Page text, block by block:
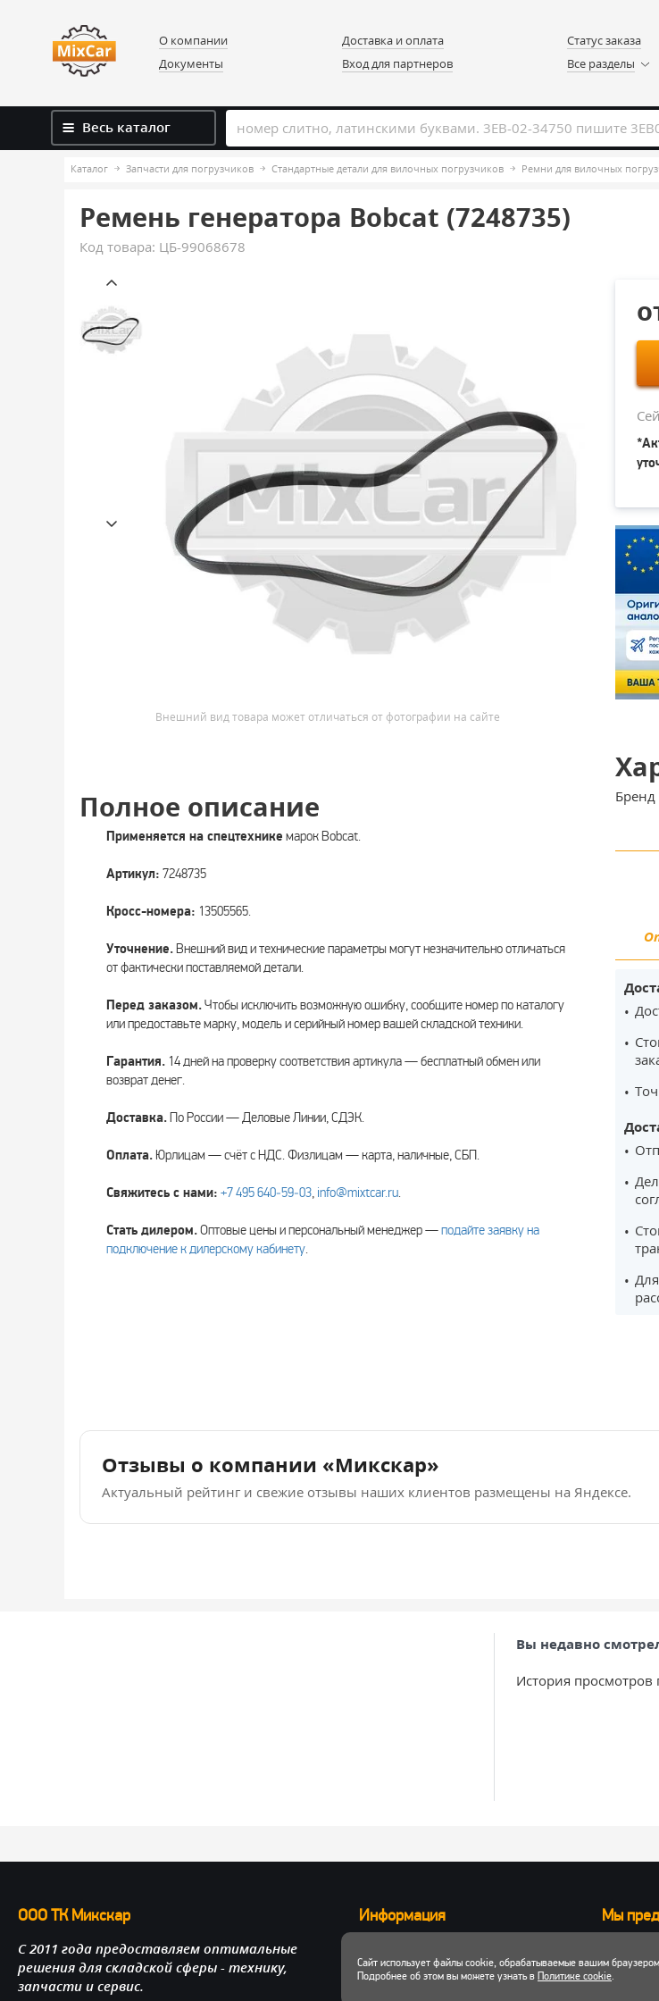
О компании
Документы
Доставка и оплата
Вход для партнеров
Статус заказа
Все разделы
Весь каталог
Каталог Запчасти для погрузчиков Стандартные детали для вилочных погрузчиков Ремни для вилочных
Ремень генератора Bobcat (7248735)
Код товара: ЦБ-99068678
Внешний вид товара может отличаться от фотографии на сайте
Полное описание
Применяется на спецтехнике марок Bobcat.
Артикул: 7248735
Кросс-номера: 13505565.
Уточнение.Внешний вид и технические параметры могут незначительно отличаться
от фактически поставляемой детали.
Перед заказом.Чтобы исключить возможную ошибку, сообщите номер по каталогу
или предоставьте марку, модель и серийный номер вашей складской техники.
Гарантия. 14 дней на проверку соответствия артикула — бесплатный обмен или
возврат денег.
Доставка.По России — Деловые Линии, СДЭК.
Оплата. Юрлицам — счёт с НДС. Физлицам — карта, наличные, СБП.
Свяжитесь с нами: +7 495 640‑59‑03, info@mixtcar.ru.
Стать дилером.Оптовые цены и персональный менеджер —подайте заявку на
подключение к дилерскому кабинету.
Бренд
Отзывы о компании «Микскар»
Актуальный рейтинг и свежие отзывы наших клиентов размещены на Яндексе.
Вы недавно
История просмотров
ООО ТК Микскар
С 2011 года предоставляем оптимальные
решения для складской сферы - технику,
запчасти и сервис.
Информация
Доставка и оплата
Личный кабинет
Мы
Запчасти
Шины,
Сайт использует файлы cookie, обрабатываемые вашим
Подробнее об этом вы можете узнать в Политике cookie.